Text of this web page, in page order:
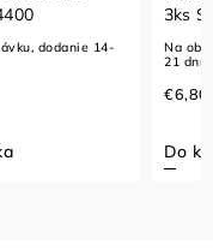
dodanie 14-
3ks
Na
21 dní
€6,80
Do